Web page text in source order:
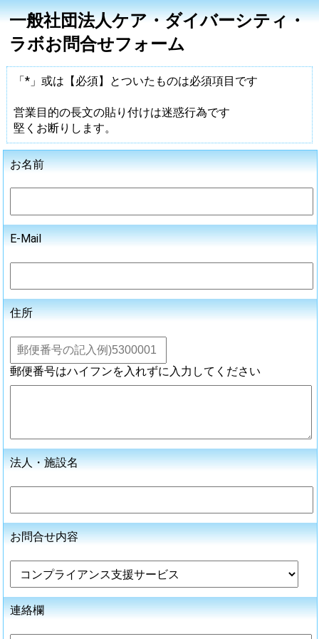
一般社団法人ケア・ダイバーシティ・
ラボお問合せフォーム
「*」或は【必須】とついたものは必須項目です
営業目的の長文の貼り付けは迷惑行為です
堅くお断りします。
お名前
E-Mail
住所
郵便番号はハイフンを入れずに入力してください
法人・施設名
お問合せ内容
連絡欄